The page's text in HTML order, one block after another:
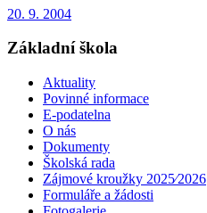
20. 9. 2004
Základní škola
Aktuality
Povinné informace
E-podatelna
O nás
Dokumenty
Školská rada
Zájmové kroužky 2025⁄2026
Formuláře a žádosti